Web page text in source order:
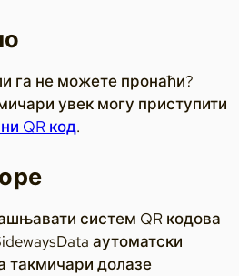
га не можете пронаћи?
увек могу приступити
QR код.
систем QR кодова
аутоматски
такмичари долазе